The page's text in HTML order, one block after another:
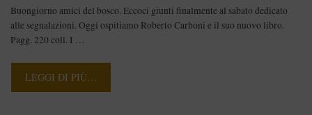
Buongiorno amici del bosco. Eccoci giunti finalmente al sabato dedicato
alle segnalazioni. Oggi ospitiamo Roberto Carboni e il suo nuovo libro.
Pagg. 220 coll. I …
LEGGI DI PIÙ…